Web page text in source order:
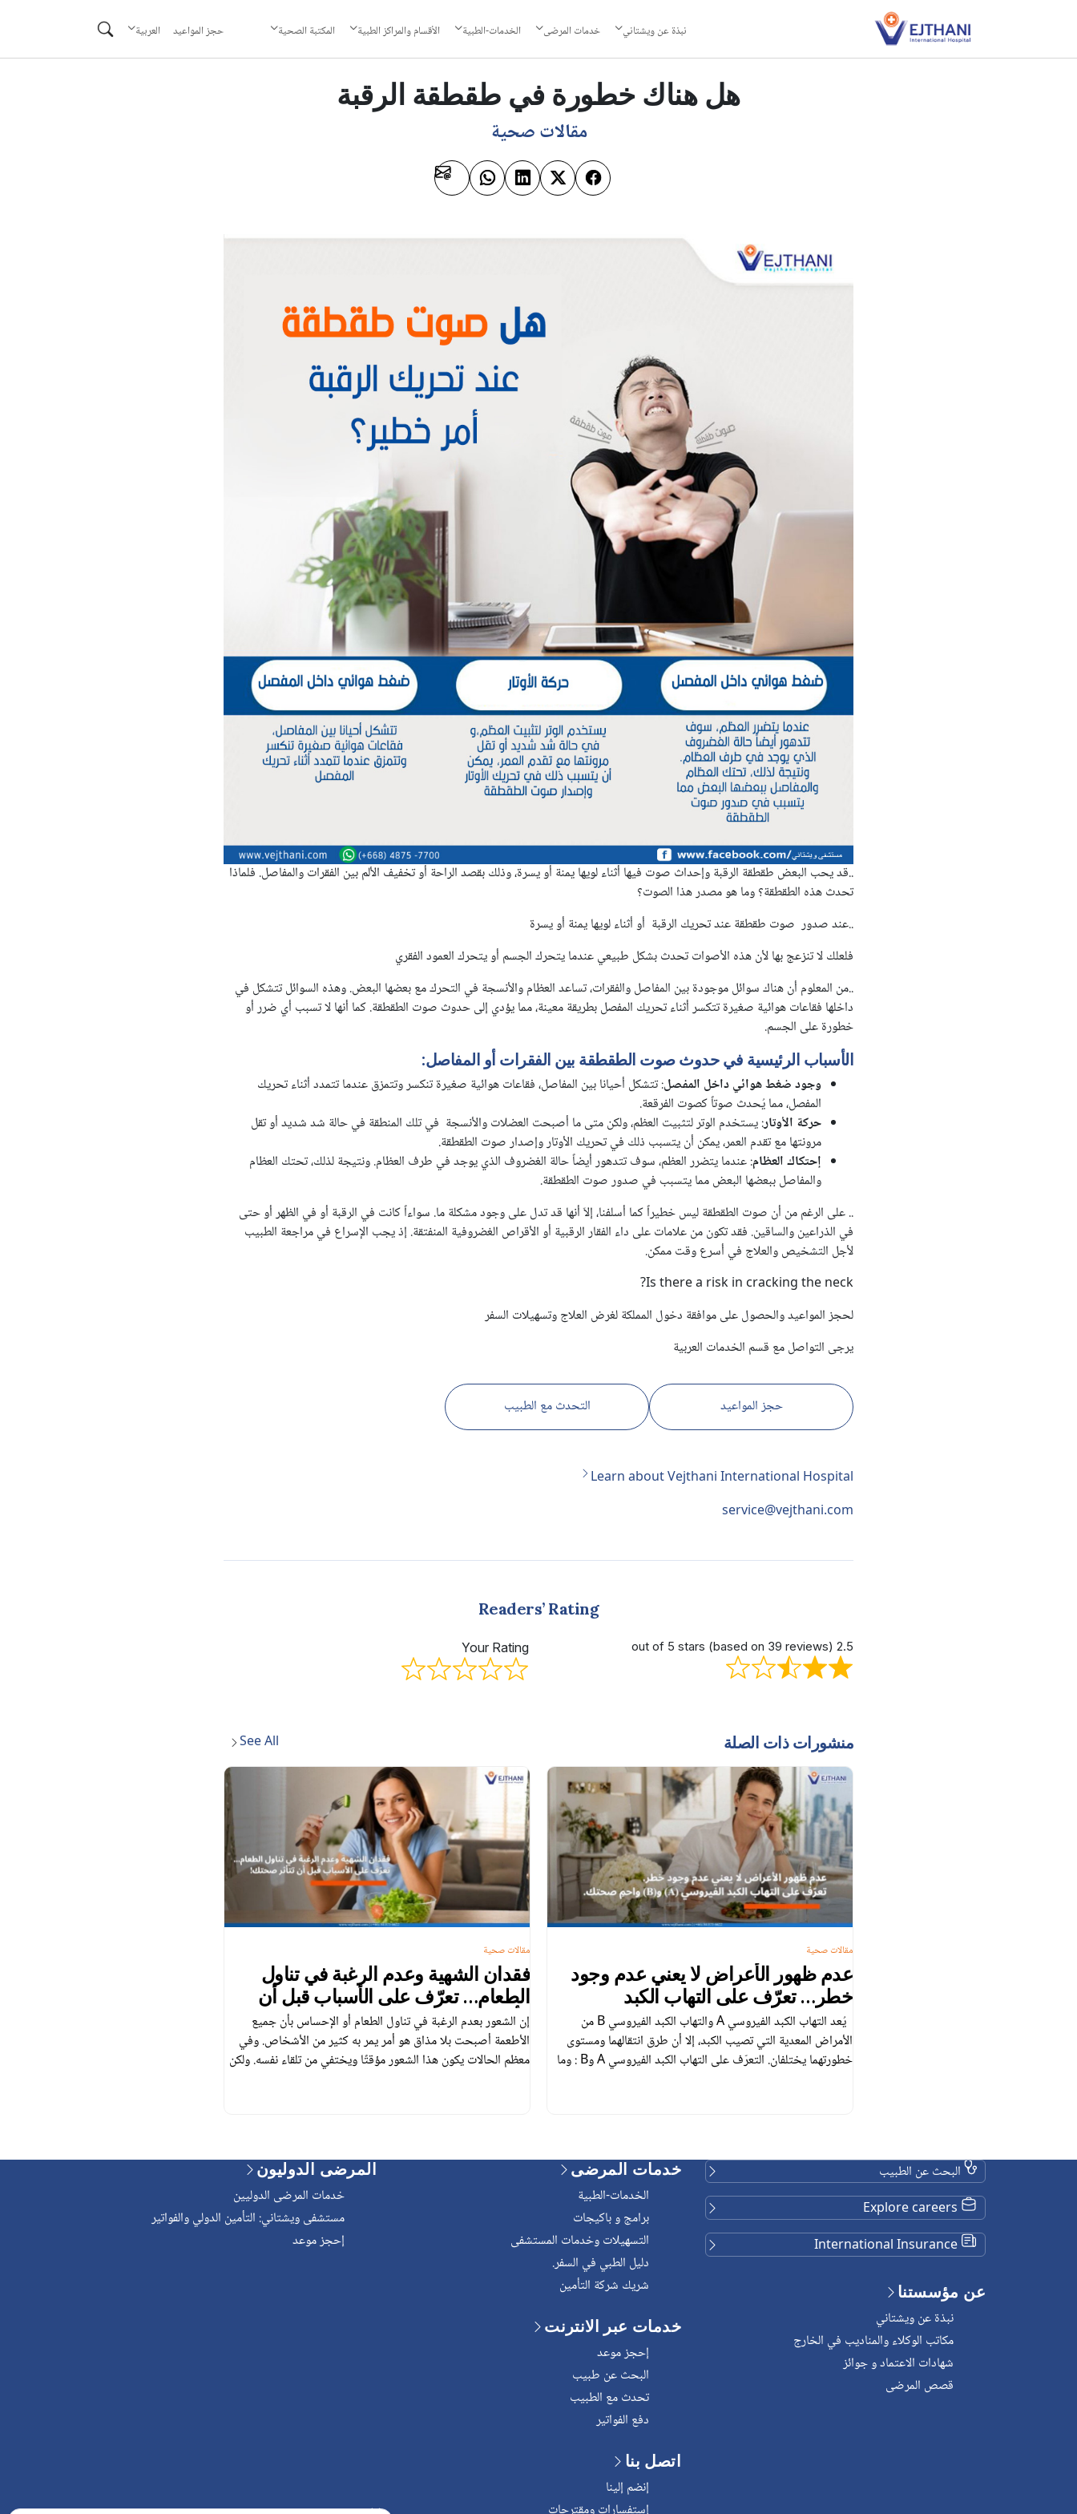
نبذة عن ويشتاني خدمات المرضى الخدمات-الطبية الأقسام والمراكز الطبية المكتبة الصحية حجز المواعيد العربية
هل هناك خطورة في طقطقة الرقبة
مقالات صحية
..قد يحب البعض طقطقة الرقبة وإحداث صوت فيها أثناء لويها يمنة أو يسرة، وذلك بقصد الراحة أو تخفيف الألم بين الفقرات والمفاصل. فلماذا
تحدث هذه الطقطقة؟ وما هو مصدر هذا الصوت؟
..عند صدور صوت طقطقة عند تحريك الرقبة أو أثناء لويها يمنة أو يسرة
فلعلك لا تنزعج بها لأن هذه الأصوات تحدث بشكل طبيعي عندما يتحرك الجسم أو يتحرك العمود الفقري
..من المعلوم أن هناك سوائل موجودة بين المفاصل والفقرات، تساعد العظام والأنسجة في التحرك مع بعضها البعض. وهذه السوائل تتشكل في
داخلها فقاعات هوائية صغيرة تتكسر أثناء تحريك المفصل بطريقة معينة، مما يؤدي إلى حدوث صوت الطقطقة. كما أنها لا تسبب أي ضرر أو
خطورة على الجسم.
الأسباب الرئيسية في حدوث صوت الطقطقة بين الفقرات أو المفاصل:
وجود ضغط هوائي داخل المفصل: تتشكل أحيانا بين المفاصل، فقاعات هوائية صغيرة تنكسر وتتمزق عندما تتمدد أثناء تحريك
المفصل، مما يُحدث صوتاً كصوت الفرقعة.
حركة الأوتار: يستخدم الوتر لتثبيت العظم، ولكن متى ما أصبحت العضلات والأنسجة في تلك المنطقة في حالة شد شديد أو تقل
مرونتها مع تقدم العمر، يمكن أن يتسبب ذلك في تحريك الأوتار وإصدار صوت الطقطقة.
إحتكاك العظام: عندما يتضرر العظم، سوف تتدهور أيضاً حالة الغضروف الذي يوجد في طرف العظام. ونتيجة لذلك، تحتك العظام
والمفاصل ببعضها البعض مما يتسبب في صدور صوت الطقطقة.
.. على الرغم من أن صوت الطقطقة ليس خطيراً كما أسلفنا، إلاّ أنها قد تدل على وجود مشكلة ما. سواءاً كانت في الرقبة أو في الظهر أو حتى
في الذراعين والساقين. فقد تكون من علامات على داء الفقار الرقبية أو الأقراص الغضروفية المنفتقة. إذ يجب الإسراع في مراجعة الطبيب
لأجل التشخيص والعلاج في أسرع وقت ممكن.
Is there a risk in cracking the neck?
لحجز المواعيد والحصول على موافقة دخول المملكة لغرض العلاج وتسهيلات السفر
يرجى التواصل مع قسم الخدمات العربية
حجز المواعيد التحدث مع الطبيب
Learn about Vejthani International Hospital
service@vejthani.com
Readers’ Rating
2.5 out of 5 stars (based on 39 reviews)
Your Rating
منشورات ذات الصلة See All
عدم ظهور الأعراض لا يعني عدم وجود
خطر… تعرّف على التهاب الكبد
الفيروسي (A) و(B) واحمِ صحتك
يُعد التهاب الكبد الفيروسي A والتهاب الكبد الفيروسي B من
الأمراض المعدية التي تصيب الكبد، إلا أن طرق انتقالهما ومستوى
خطورتهما يختلفان. التعرّف على التهاب الكبد الفيروسي A وB : وما
مقالات صحية
فقدان الشهية وعدم الرغبة في تناول
الطعام… تعرّف على الأسباب قبل أن
تتأثر صحتك!
إن الشعور بعدم الرغبة في تناول الطعام أو الإحساس بأن جميع
الأطعمة أصبحت بلا مذاق هو أمر يمر به كثير من الأشخاص. وفي
معظم الحالات يكون هذا الشعور مؤقتًا ويختفي من تلقاء نفسه. ولكن
مقالات صحية
البحث عن الطبيب
عن مؤسستنا
نبذة عن ويشتاني
مكاتب الوكلاء والمناديب في الخارج
شهادات الاعتماد و جوائز
قصص المرضى
خدمات المرضى
الخدمات-الطبية
برامج و باكيجات
التسهيلات وخدمات المستشفى
دليل الطبي في السفر.
شريك شركة التأمين
خدمات عبر الانترنت
إحجز موعد
البحث عن طبيب
تحدث مع الطبيب
دفع الفواتير
اتصل بنا
إنضم إلينا
المرضى الدوليون
خدمات المرضى الدوليين
مستشفى ويشتاني: التأمين الدولي والفواتير
إحجز موعد